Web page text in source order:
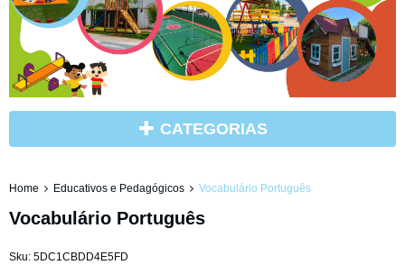
CATEGORIAS
Home Educativos e Pedagógicos Vocabulário Português
Vocabulário Português
Sku: 5DC1CBDD4E5FD